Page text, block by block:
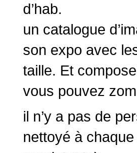
d’hab.
un catalogue
son expo avec
taille. Et
vous pouvez
il n’y a pas de
nettoyé à